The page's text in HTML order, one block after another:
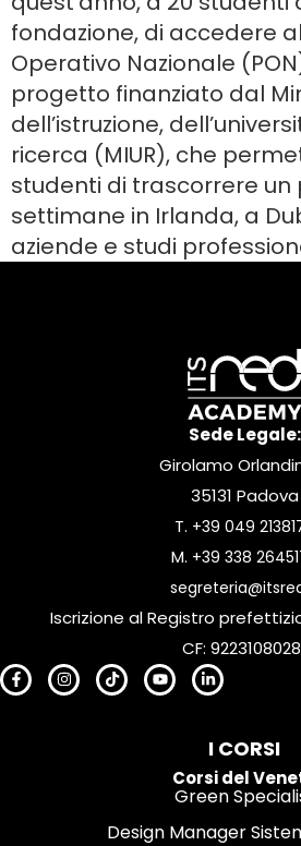
fondazione, di accedere
Operativo Nazionale
progetto finanziato dal
dell’istruzione,
ricerca (MIUR), che
studenti di trascorrere un
settimane in Irlanda, a
aziende e studi
Sede Legale:
Girolamo
35131 Padova
T. +39 049
M. +39 338
Iscrizione al Registro
CF:
I CORSI
Corsi del
Green
Design Manager